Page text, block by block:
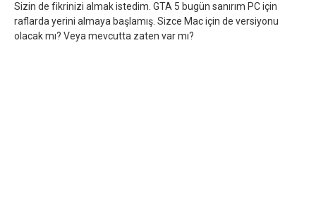
Sizin de fikrinizi almak istedim. GTA 5 bugün sanırım PC için
raflarda yerini almaya başlamış. Sizce Mac için de versiyonu
olacak mı? Veya mevcutta zaten var mı?